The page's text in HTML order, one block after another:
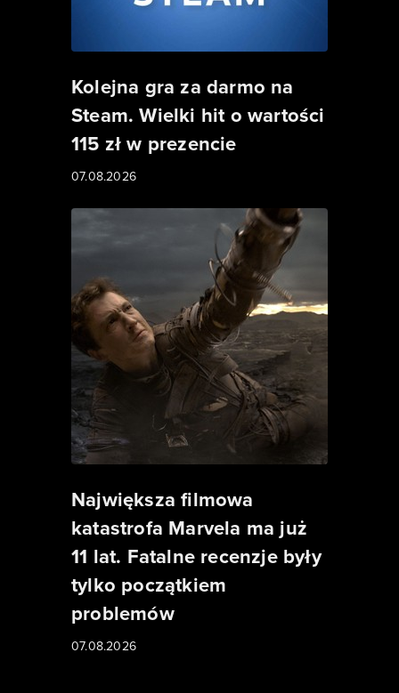
Kolejna gra za darmo na
Steam. Wielki hit o wartości
115 zł w prezencie
07.08.2026
Największa filmowa
katastrofa Marvela ma już
11 lat. Fatalne recenzje były
tylko początkiem
problemów
07.08.2026